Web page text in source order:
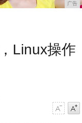
广告
Linux操作